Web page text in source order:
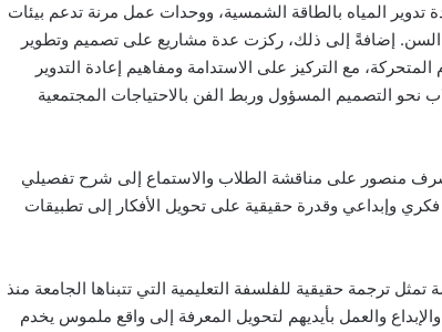
تدوير المياه بالطاقة الشمسية، ووحدات عمل مرنة تدعم بيئات
السن. إضافةً إلى ذلك، ركزت عدة مشاريع على تصميم وتطوير
المتحركة، مع التركيز على الاستدامة ومفاهيم إعادة التدوير
نحو التصميم المسؤول وربط الفن بالاحتياجات المجتمعية
منصور على مناقشة الطلاب والاستماع إلى شرح تفصيلي
وإبداعي وقدرة حقيقية على تحويل الأفكار إلى تطبيقات
ترجمة حقيقية للفلسفة التعليمية التي تتبناها الجامعة منذ
والعمل بأيديهم لتحويل المعرفة إلى واقع ملموس يخدم